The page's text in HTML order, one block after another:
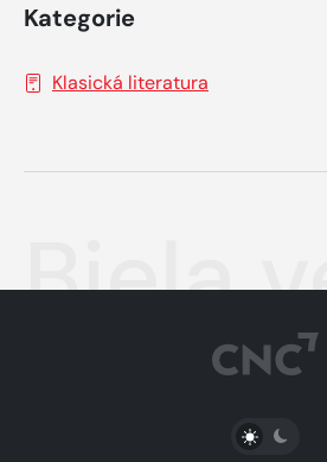
Kategorie
Klasická literatura
Biela